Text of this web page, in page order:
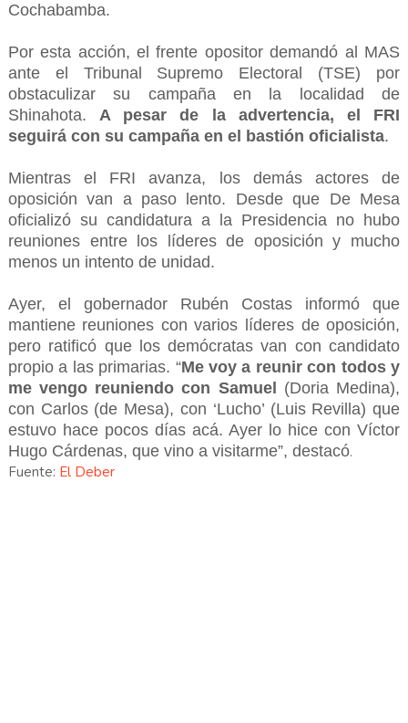
Cochabamba.
Por esta acción, el frente opositor demandó al MAS
ante el Tribunal Supremo Electoral (TSE) por
obstaculizar su campaña en la localidad de
Shinahota.A pesar de la advertencia, el FRI
seguirá con su campaña en el bastión oficialista.
Mientras el FRI avanza, los demás actores de
oposición van a paso lento. Desde que De Mesa
oficializó su candidatura a la Presidencia no hubo
reuniones entre los líderes de oposición y mucho
menos un intento de unidad.
Ayer, el gobernador Rubén Costas informó que
mantiene reuniones con varios líderes de oposición,
pero ratificó que los demócratas van con candidato
propio a las primarias. “Me voy a reunir con todos y
me vengo reuniendo con Samuel
(Doria Medina),
con Carlos (de Mesa), con ‘Lucho’ (Luis Revilla) que
estuvo hace pocos días acá. Ayer lo hice con Víctor
Hugo Cárdenas, que vino a visitarme”, destacó.
Fuente: El Deber